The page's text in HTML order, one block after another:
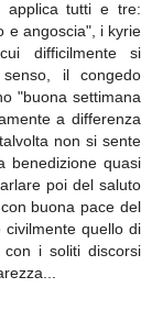
applica tutti e tre:
e angoscia", i kyrie
difficilmente si
il congedo
"buona settimana
a differenza
non si sente
benedizione quasi
poi del saluto
buona pace del
quello di
con i soliti discorsi